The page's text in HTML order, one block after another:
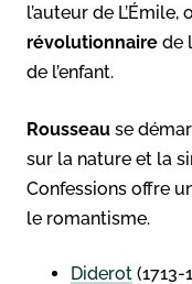
l’auteur de
révolutionnaire de
de l’enfant.
Rousseau se
sur la nature et la
Confessions offre
le romantisme.
Diderot (1713-